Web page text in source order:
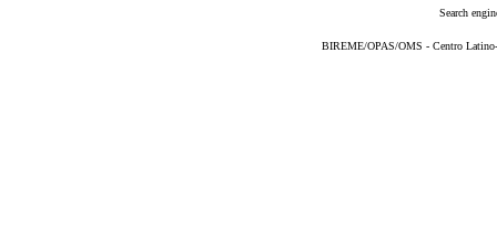
Search
BIREME/OPAS/OMS - Centro Latino-